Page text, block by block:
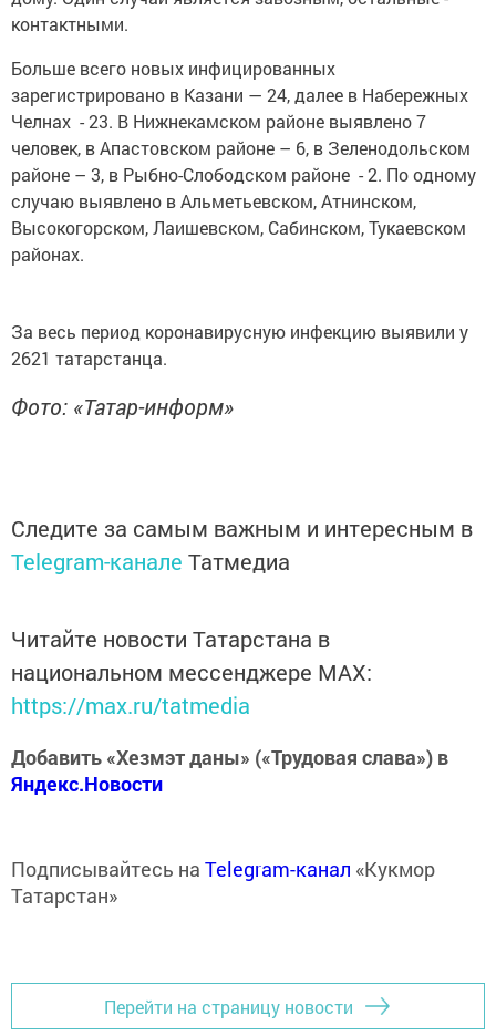
контактными.
Больше всего новых инфицированных
зарегистрировано в Казани — 24, далее в Набережных
Челнах - 23. В Нижнекамском районе выявлено 7
человек, в Апастовском районе – 6, в Зеленодольском
районе – 3, в Рыбно-Слободском районе - 2. По одному
случаю выявлено в Альметьевском, Атнинском,
Высокогорском, Лаишевском, Сабинском, Тукаевском
районах.
За весь период коронавирусную инфекцию выявили у
2621 татарстанца.
Фото: «Татар-информ»
Следите за самым важным и интересным в
Telegram-канале Татмедиа
Читайте новости Татарстана в
национальном мессенджере MАХ:
https://max.ru/tatmedia
Добавить «Хезмэт даны» («Трудовая слава») в
Яндекс.Новости
Подписывайтесь на Telegram-канал «Кукмор
Татарстан»
Перейти на страницу новости